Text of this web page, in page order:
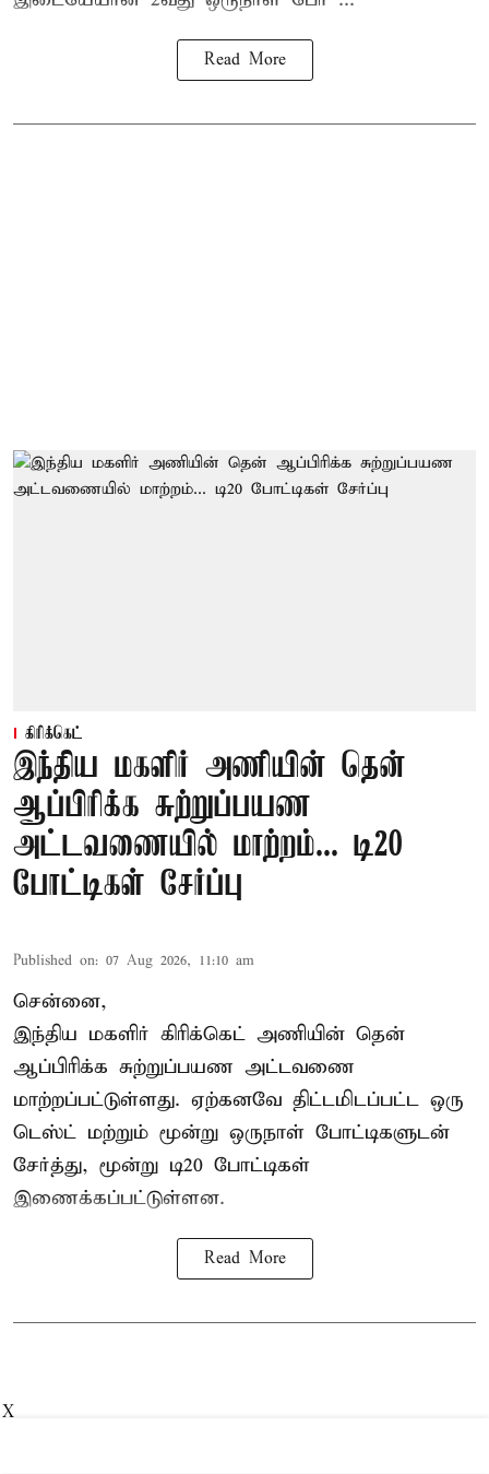
Read More
கிரிக்கெட்
இந்திய மகளிர் அணியின் தென்
ஆப்பிரிக்க சுற்றுப்பயண
அட்டவணையில் மாற்றம்... டி20
போட்டிகள் சேர்ப்பு
Published on: 07 Aug 2026, 11:10 am
சென்னை,
இந்திய மகளிர் கிரிக்கெட் அணியின் தென்
ஆப்பிரிக்க சுற்றுப்பயண அட்டவணை
மாற்றப்பட்டுள்ளது. ஏற்கனவே திட்டமிடப்பட்ட ஒரு
டெஸ்ட் மற்றும் மூன்று ஒருநாள் போட்டிகளுடன்
சேர்த்து, மூன்று டி20 போட்டிகள்
இணைக்கப்பட்டுள்ளன.
Read More
X